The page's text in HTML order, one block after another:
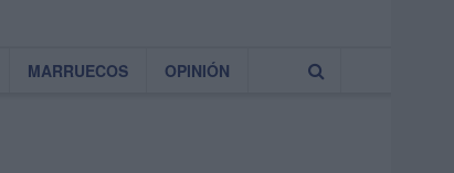
MARRUECOS OPINIÓN